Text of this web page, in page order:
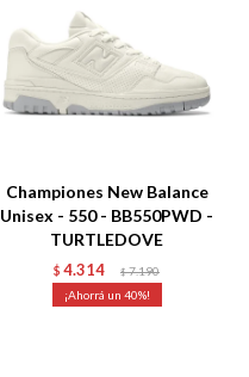
Championes New Balance
Unisex - 550 - BB550PWD -
TURTLEDOVE
$ 4.314 $ 7.190
40